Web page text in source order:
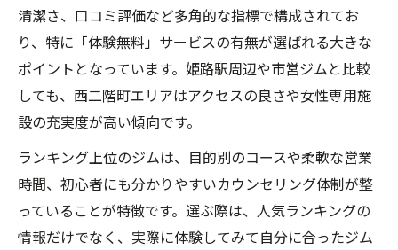
人気ランキングからわかる体験無料活用法
体験無料を重視したパーソナルトレ選びの
視点
口コミ・評価で体験無料ジムを見極める方
法
ランキングで注目の体験無料サービス徹底
分析
体験無料で見極めるトレーナーの実力とは
清潔さ、口コミ評価など多角的な指標で構成されてお
り、特に「体験無料」サービスの有無が選ばれる大きな
ポイントとなっています。姫路駅周辺や市営ジムと比較
しても、西二階町エリアはアクセスの良さや女性専用施
設の充実度が高い傾向です。
ランキング上位のジムは、目的別のコースや柔軟な営業
時間、初心者にも分かりやすいカウンセリング体制が整
っていることが特徴です。選ぶ際は、人気ランキングの
情報だけでなく、実際に体験してみて自分に合ったジム